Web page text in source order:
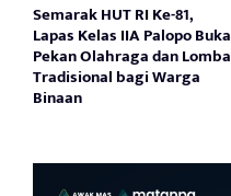
Semarak HUT RI Ke-81,
Lapas Kelas IIA Palopo Buka
Pekan Olahraga dan Lomba
Tradisional bagi Warga
Binaan